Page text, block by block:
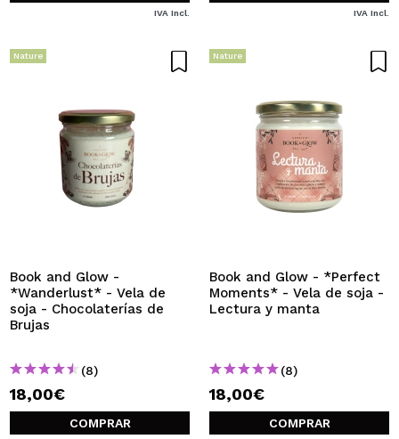
IVA Incl. IVA Incl.
Nature
Book and Glow -
*Wanderlust* - Vela de
soja - Chocolaterías de
Brujas
(8)
18,00€
COMPRAR
Nature
Book and Glow - *Perfect
Moments* - Vela de soja -
Lectura y manta
(8)
18,00€
COMPRAR